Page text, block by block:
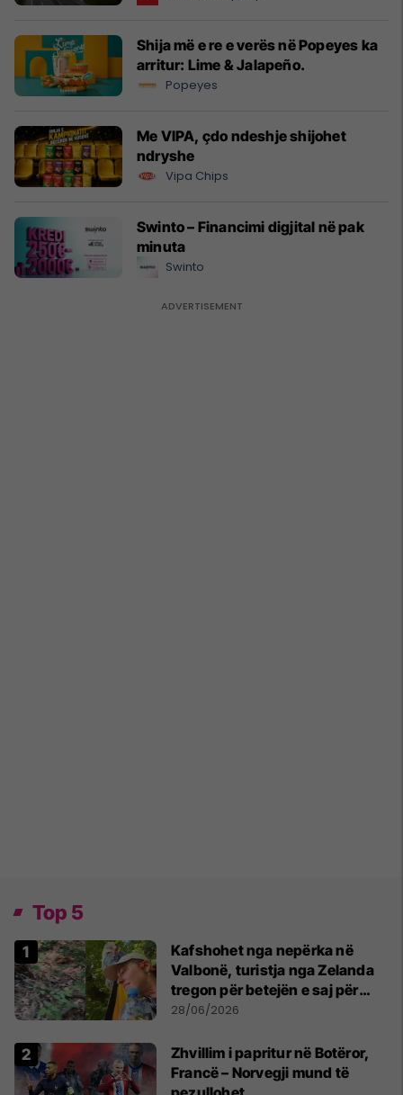
Shija më e re e verës në Popeyes ka
arritur: Lime & Jalapeño.
Popeyes
Me VIPA, çdo ndeshje shijohet
ndryshe
Vipa Chips
Swinto – Financimi digjital në pak
minuta
Swinto
Top 5
Kafshohet nga nepërka në
Valbonë, turistja nga Zelanda
tregon për betejën e saj për
mbijetesë
28/06/2026
Zhvillim i papritur në Botëror,
Francë – Norvegji mund të